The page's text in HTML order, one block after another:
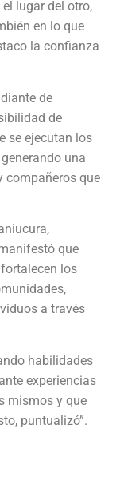
lugar del otro,
en lo que
la confianza
de
de
se ejecutan los
una
compañeros que
que
los
a través
habilidades
experiencias
mismos y que
puntualizó”.